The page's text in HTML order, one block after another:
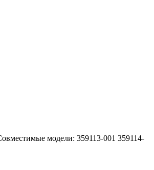
модели: 359113-001 359114-